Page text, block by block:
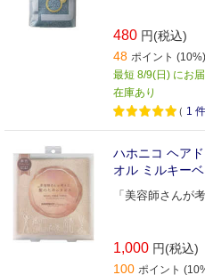
480 円(税込)
48 ポイント (10%)
最短 8/9(日) にお
在庫あり
（ 1 件
ハホニコ ヘア
オル ミルキー
「美容師さんが
1,000 円(税込)
100 ポイント